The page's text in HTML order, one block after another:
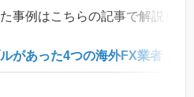
事例はこちらの記事で解説して
があった4つの海外FX業者｜必